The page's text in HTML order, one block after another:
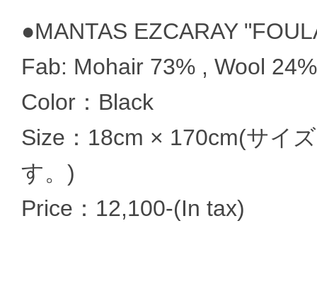
●MANTAS EZCARAY
Fab: Mohair 73% , Wool
Color：Black
Size：18cm × 170cm(サイ
す。)
Price：12,100-(In tax)